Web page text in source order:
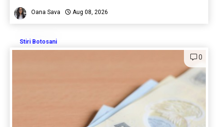
Oana Sava Aug 08, 2026
Stiri Botosani
0